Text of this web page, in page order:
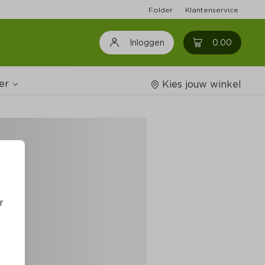
Folder Klantenservice
Inloggen 0.00 0
Kies jouw winkel